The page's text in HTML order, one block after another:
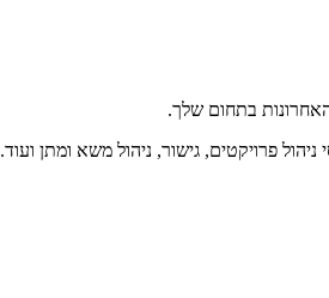
בתחום שלך.
פרויקטים, גישור, ניהול משא ומתן ועוד.